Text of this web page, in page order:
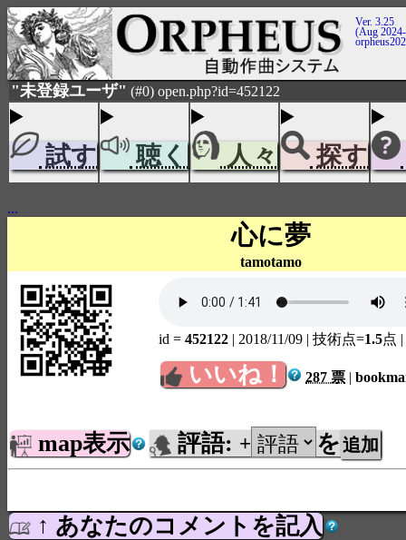
Ver. 3.25
(Aug
"未登録ユーザ" (#0) open.php?id=452122
試す 聴く 人々 探す
...
心に夢
tamotamo
id = 452122 | 2018/11/09 | 技術点=1.5点 |
いいね！ 287 票 |
map表示 評語: + を
↑ あなたのコメントを記入